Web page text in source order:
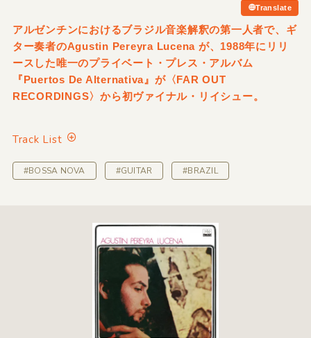
Translate
アルゼンチンにおけるブラジル音楽解釈の第一人者で、ギ
ター奏者のAgustin Pereyra Lucena が、1988年にリリ
ースした唯一のプライベート・プレス・アルバム
『Puertos De Alternativa』が〈FAR OUT
RECORDINGS〉から初ヴァイナル・リイシュー。
Track List
#BOSSA NOVA #GUITAR #BRAZIL